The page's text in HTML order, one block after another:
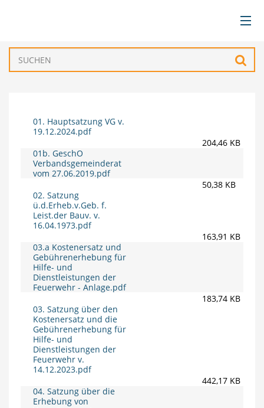
BÜRGERSERVICE
GEMEINDEN
TOURISMUS & FREIZEIT
WIRTSCHAFT
01. Hauptsatzung VG v.
19.12.2024.pdf
01b. GeschO
Verbandsgemeinderat
vom 27.06.2019.pdf
204,46 KB
02. Satzung
ü.d.Erheb.v.Geb. f.
Leist.der Bauv. v.
16.04.1973.pdf
50,38 KB
03.a Kostenersatz und
Gebührenerhebung für
Hilfe- und
Dienstleistungen der
Feuerwehr - Anlage.pdf
163,91 KB
03. Satzung über den
Kostenersatz und die
Gebührenerhebung für
Hilfe- und
Dienstleistungen der
Feuerwehr v.
14.12.2023.pdf
183,74 KB
04. Satzung über die
Erhebung von
442,17 KB